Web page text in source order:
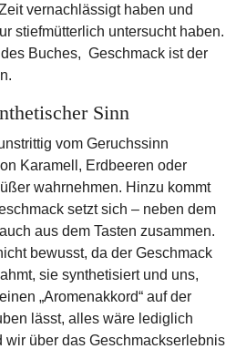
vernachlässigt haben und
stiefmütterlich untersucht haben.
Buches, Geschmack ist der
Sinn
vom Geruchssinn
Karamell, Erdbeeren oder
wahrnehmen. Hinzu kommt
setzt sich – neben dem
aus dem Tasten zusammen.
bewusst, da der Geschmack
sie synthetisiert und uns,
„Aromenakkord“ auf der
lässt, alles wäre lediglich
wir über das Geschmackserlebnis